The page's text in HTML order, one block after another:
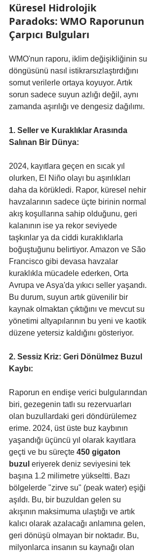
Küresel Hidrolojik
Paradoks: WMO Raporunun
Çarpıcı Bulguları
WMO'nun raporu, iklim değişikliğinin su
döngüsünü nasıl istikrarsızlaştırdığını
somut verilerle ortaya koyuyor. Artık
sorun sadece suyun azlığı değil, aynı
zamanda aşırılığı ve dengesiz dağılımı.
1. Seller ve Kuraklıklar Arasında
Salınan Bir Dünya:
2024, kayıtlara geçen en sıcak yıl
olurken, El Niño olayı bu aşırılıkları
daha da körükledi. Rapor, küresel nehir
havzalarının sadece üçte birinin normal
akış koşullarına sahip olduğunu, geri
kalanının ise ya rekor seviyede
taşkınlar ya da ciddi kuraklıklarla
boğuştuğunu belirtiyor. Amazon ve São
Francisco gibi devasa havzalar
kuraklıkla mücadele ederken, Orta
Avrupa ve Asya'da yıkıcı seller yaşandı.
Bu durum, suyun artık güvenilir bir
kaynak olmaktan çıktığını ve mevcut su
yönetimi altyapılarının bu yeni ve kaotik
düzene yetersiz kaldığını gösteriyor.
2. Sessiz Kriz: Geri Dönülmez Buzul
Kaybı:
Raporun en endişe verici bulgularından
biri, gezegenin tatlı su rezervuarları
olan buzullardaki geri döndürülemez
erime. 2024, üst üste buz kaybının
yaşandığı üçüncü yıl olarak kayıtlara
geçti ve bu süreçte 450 gigaton
buzul eriyerek deniz seviyesini tek
başına 1.2 milimetre yükseltti. Bazı
bölgelerde "zirve su" (peak water) eşiği
aşıldı. Bu, bir buzuldan gelen su
akışının maksimuma ulaştığı ve artık
kalıcı olarak azalacağı anlamına gelen,
geri dönüşü olmayan bir noktadır. Bu,
milyonlarca insanın su kaynağı olan